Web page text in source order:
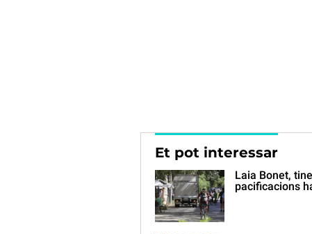
Et pot interessar
Laia Bonet,
pacificacions